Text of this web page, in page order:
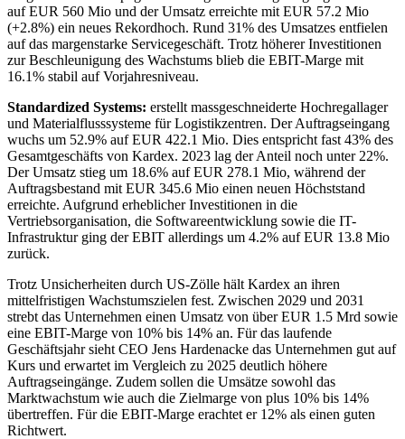
auf EUR 560 Mio und der Umsatz erreichte mit EUR 57.2 Mio
(+2.8%) ein neues Rekordhoch. Rund 31% des Umsatzes entfielen
auf das margenstarke Servicegeschäft. Trotz höherer Investitionen
zur Beschleunigung des Wachstums blieb die EBIT-Marge mit
16.1% stabil auf Vorjahresniveau.
Standardized Systems: erstellt massgeschneiderte Hochregallager
und Materialflusssysteme für Logistikzentren. Der Auftragseingang
wuchs um 52.9% auf EUR 422.1 Mio. Dies entspricht fast 43% des
Gesamtgeschäfts von Kardex. 2023 lag der Anteil noch unter 22%.
Der Umsatz stieg um 18.6% auf EUR 278.1 Mio, während der
Auftragsbestand mit EUR 345.6 Mio einen neuen Höchststand
erreichte. Aufgrund erheblicher Investitionen in die
Vertriebsorganisation, die Softwareentwicklung sowie die IT-
Infrastruktur ging der EBIT allerdings um 4.2% auf EUR 13.8 Mio
zurück.
Trotz Unsicherheiten durch US-Zölle hält Kardex an ihren
mittelfristigen Wachstumszielen fest. Zwischen 2029 und 2031
strebt das Unternehmen einen Umsatz von über EUR 1.5 Mrd sowie
eine EBIT-Marge von 10% bis 14% an. Für das laufende
Geschäftsjahr sieht CEO Jens Hardenacke das Unternehmen gut auf
Kurs und erwartet im Vergleich zu 2025 deutlich höhere
Auftragseingänge. Zudem sollen die Umsätze sowohl das
Marktwachstum wie auch die Zielmarge von plus 10% bis 14%
übertreffen. Für die EBIT-Marge erachtet er 12% als einen guten
Richtwert.